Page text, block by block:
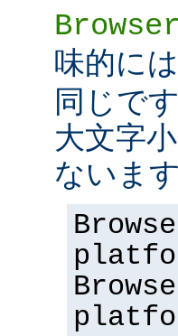
味的には
同じで
大文字
ないま